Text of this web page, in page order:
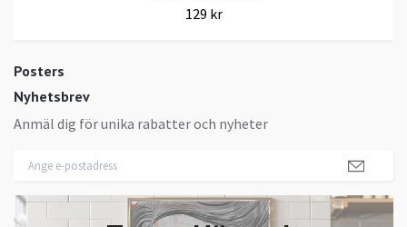
Posters
Nyhetsbrev
Anmäl dig för unika rabatter och nyheter
129 kr